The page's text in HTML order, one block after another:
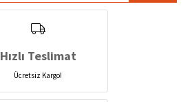
Hızlı Teslimat
Ücretsiz Kargo!